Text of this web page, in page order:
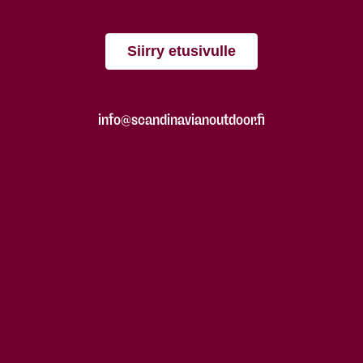
Siirry etusivulle
info@scandinavianoutdoor.fi